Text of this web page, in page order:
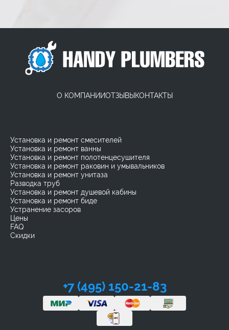
О КОМПАНИИОТЗЫВЫ КОНТАКТЫ
Установка и ремонт смесителей
Установка и ремонт ванны
Установка и ремонт полотенцесушителя
Установка и ремонт раковин и умывальников
Установка и ремонт унитаза
Разводка труб
Установка и ремонт душевой кабины
Установка и ремонт биде
Устранение засоров
Цены
FAQ
Скидки
+7 (495) 150-21-83